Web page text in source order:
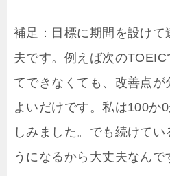
補足：目標に期間を設けて
夫です。例えば次の
てできなくても、改善点
よいだけです。私は100か
しみました。でも続けて
うになるから大丈夫なんで